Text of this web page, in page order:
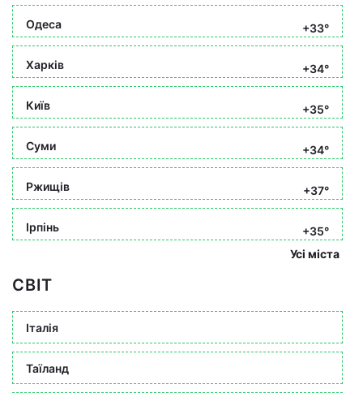
Одеса +33°
Харків +34°
Київ +35°
Суми +34°
Ржищів +37°
Ірпінь
+35°
Усі міста
СВІТ
Італія
Таїланд